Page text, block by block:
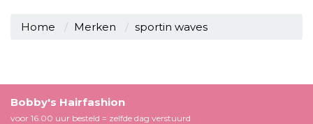
Home Merken sportin waves
Bobby's Hairfashion
voor 16.00 uur besteld = zelfde dag verstuurd